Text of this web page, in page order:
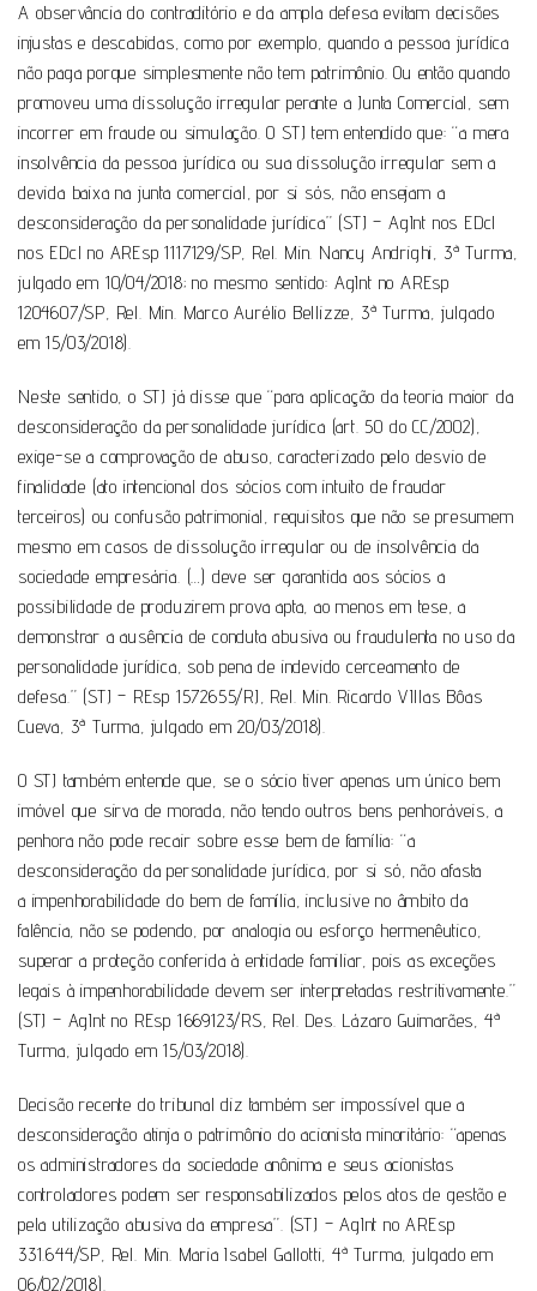
A observância do contraditório e da ampla defesa evitam decisões
injustas e descabidas, como por exemplo, quando a pessoa jurídica
não paga porque simplesmente não tem patrimônio. Ou então quando
promoveu uma dissolução irregular perante a Junta Comercial, sem
incorrer em fraude ou simulação. O STJ tem entendido que: “a mera
insolvência da pessoa jurídica ou sua dissolução irregular sem a
devida baixa na junta comercial, por si sós, não ensejam a
desconsideração da personalidade jurídica” (STJ – AgInt nos EDcl
nos EDcl no AREsp 1117129/SP, Rel. Min. Nancy Andrighi, 3ª Turma,
julgado em 10/04/2018; no mesmo sentido: AgInt no AREsp
1204607/SP, Rel. Min. Marco Aurélio Bellizze, 3ª Turma, julgado
em 15/03/2018).
Neste sentido, o STJ já disse que “para aplicação da teoria maior da
desconsideração da personalidade jurídica (art. 50 do CC/2002),
exige-se a comprovação de abuso, caracterizado pelo desvio de
finalidade (ato intencional dos sócios com intuito de fraudar
terceiros) ou confusão patrimonial, requisitos que não se presumem
mesmo em casos de dissolução irregular ou de insolvência da
sociedade empresária. (…) deve ser garantida aos sócios a
possibilidade de produzirem prova apta, ao menos em tese, a
demonstrar a ausência de conduta abusiva ou fraudulenta no uso da
personalidade jurídica, sob pena de indevido cerceamento de
defesa.” (STJ – REsp 1572655/RJ, Rel. Min. Ricardo VIllas Bôas
Cueva, 3ª Turma, julgado em 20/03/2018).
O STJ também entende que, se o sócio tiver apenas um único bem
imóvel que sirva de morada, não tendo outros bens penhoráveis, a
penhora não pode recair sobre esse bem de família: “a
desconsideração da personalidade jurídica, por si só, não afasta
a impenhorabilidade do bem de família, inclusive no âmbito da
falência, não se podendo, por analogia ou esforço hermenêutico,
superar a proteção conferida à entidade familiar, pois as exceções
legais à impenhorabilidade devem ser interpretadas restritivamente.”
(STJ – AgInt no REsp 1669123/RS, Rel. Des. Lázaro Guimarães, 4ª
Turma, julgado em 15/03/2018).
Decisão recente do tribunal diz também ser impossível que a
desconsideração atinja o patrimônio do acionista minoritário: “apenas
os administradores da sociedade anônima e seus acionistas
controladores podem ser responsabilizados pelos atos de gestão e
pela utilização abusiva da empresa”. (STJ – AgInt no AREsp
331.644/SP, Rel. Min. Maria Isabel Gallotti, 4ª Turma, julgado em
06/02/2018).